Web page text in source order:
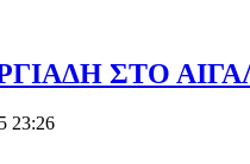
ΣΤΟ
23:26